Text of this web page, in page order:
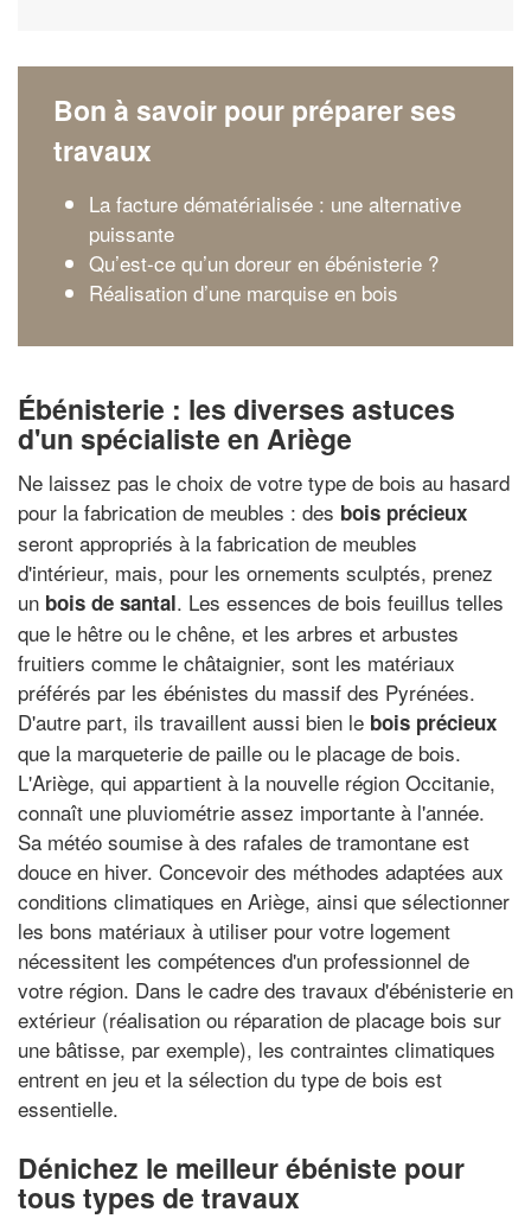
Bon à savoir pour préparer ses
travaux
La facture dématérialisée : une alternative
puissante
Qu’est-ce qu’un doreur en ébénisterie ?
Réalisation d’une marquise en bois
Ébénisterie : les diverses astuces
d'un spécialiste en Ariège
Ne laissez pas le choix de votre type de bois au hasard
pour la fabrication de meubles : des bois précieux
seront appropriés à la fabrication de meubles
d'intérieur, mais, pour les ornements sculptés, prenez
un bois de santal. Les essences de bois feuillus telles
que le hêtre ou le chêne, et les arbres et arbustes
fruitiers comme le châtaignier, sont les matériaux
préférés par les ébénistes du massif des Pyrénées.
D'autre part, ils travaillent aussi bien le bois précieux
que la marqueterie de paille ou le placage de bois.
L'Ariège, qui appartient à la nouvelle région Occitanie,
connaît une pluviométrie assez importante à l'année.
Sa météo soumise à des rafales de tramontane est
douce en hiver. Concevoir des méthodes adaptées aux
conditions climatiques en Ariège, ainsi que sélectionner
les bons matériaux à utiliser pour votre logement
nécessitent les compétences d'un professionnel de
votre région. Dans le cadre des travaux d'ébénisterie en
extérieur (réalisation ou réparation de placage bois sur
une bâtisse, par exemple), les contraintes climatiques
entrent en jeu et la sélection du type de bois est
essentielle.
Dénichez le meilleur ébéniste pour
tous types de travaux